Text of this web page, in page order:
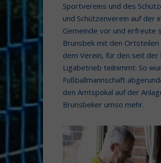
Sportvereins und des
und Schützenverein auf der
Gemeinde vor und erfreute
Brunsbek mit den
dem Verein, für den seit der
Ligabetrieb teilnimmt. So
Fußballmannschaft
den Amtspokal auf der
Brunsbeker umso mehr.